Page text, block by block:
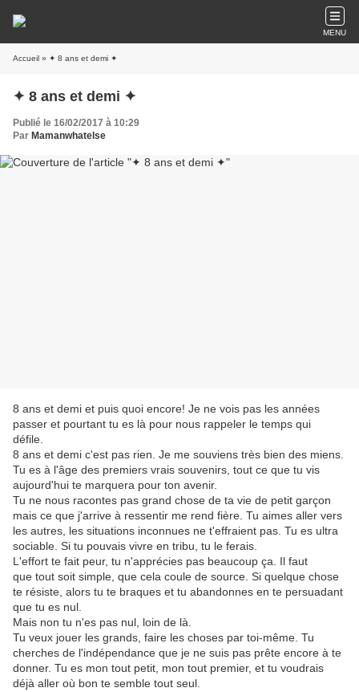
MENU
Accueil » ✦ 8 ans et demi ✦
✦ 8 ans et demi ✦
Publié le 16/02/2017 à 10:29
Par Mamanwhatelse
8 ans et demi et puis quoi encore! Je ne vois pas les années
passer et pourtant tu es là pour nous rappeler le temps qui
défile.
8 ans et demi c'est pas rien. Je me souviens très bien des miens.
Tu es à l'âge des premiers vrais souvenirs, tout ce que tu vis
aujourd'hui te marquera pour ton avenir.
Tu ne nous racontes pas grand chose de ta vie de petit garçon
mais ce que j'arrive à ressentir me rend fière. Tu aimes aller vers
les autres, les situations inconnues ne t'effraient pas. Tu es ultra
sociable. Si tu pouvais vivre en tribu, tu le ferais.
L'effort te fait peur, tu n'apprécies pas beaucoup ça. Il faut
que tout soit simple, que cela coule de source. Si quelque chose
te résiste, alors tu te braques et tu abandonnes en te persuadant
que tu es nul.
Mais non tu n'es pas nul, loin de là.
Tu veux jouer les grands, faire les choses par toi-même. Tu
cherches de l'indépendance que je ne suis pas prête encore à te
donner. Tu es mon tout petit, mon tout premier, et tu voudrais
déjà aller où bon te semble tout seul.